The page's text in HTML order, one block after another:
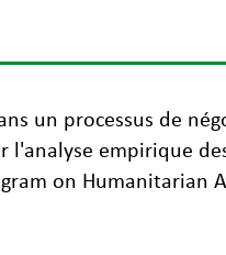
un processus de
l'analyse empirique
on Humanitarian